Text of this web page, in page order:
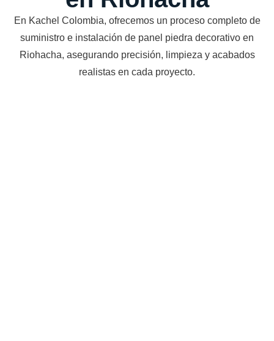
En Kachel Colombia, ofrecemos un proceso completo de
suministro e instalación de panel piedra decorativo en
Riohacha, asegurando precisión, limpieza y acabados
realistas en cada proyecto.